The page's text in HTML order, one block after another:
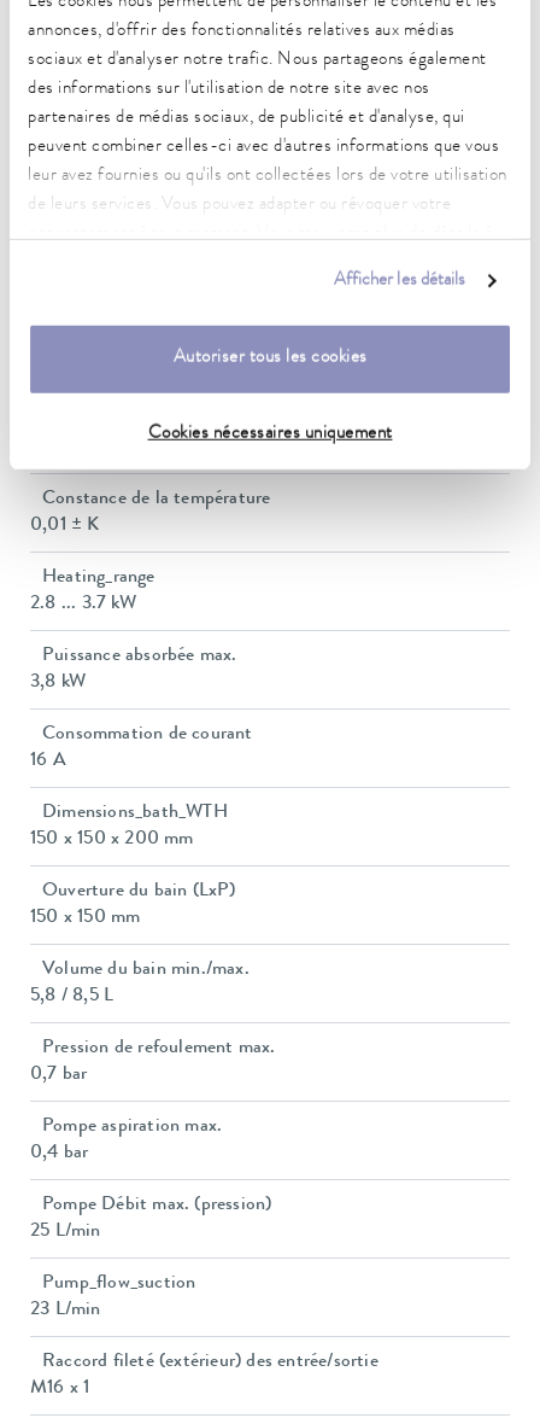
annonces, d'offrir des fonctionnalités relatives aux médias
sociaux et d'analyser notre trafic. Nous partageons également
des informations sur l'utilisation de notre site avec nos
partenaires de médias sociaux, de publicité et d'analyse, qui
peuvent combiner celles-ci avec d'autres informations que vous
leur avez fournies ou qu'ils ont collectées lors de votre utilisation
de leurs services. Vous pouvez adapter ou révoquer votre
Afficher les détails
Autoriser tous les cookies
Cookies nécessaires uniquement
Caractéristiques techniques
(selon DIN 12876)
70 ... 300 °C
Plage de température de fonctionnement avec
Plage de température ambiante
Constance de la température
0,01 ± K
Heating_range
2.8 ... 3.7 kW
Puissance absorbée max.
3,8 kW
Consommation de courant
16 A
Dimensions_bath_WTH
150 x 150 x 200 mm
Ouverture du bain (LxP)
150 x 150 mm
Volume du bain min./max.
5,8 / 8,5 L
Pression de refoulement max.
0,7 bar
Pompe aspiration max.
0,4 bar
Pompe Débit max. (pression)
25 L/min
Pump_flow_suction
23 L/min
Raccord fileté (extérieur) des entrée/sortie
M16 x 1